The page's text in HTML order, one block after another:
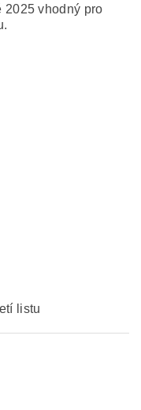
2025 vhodný pro
listu